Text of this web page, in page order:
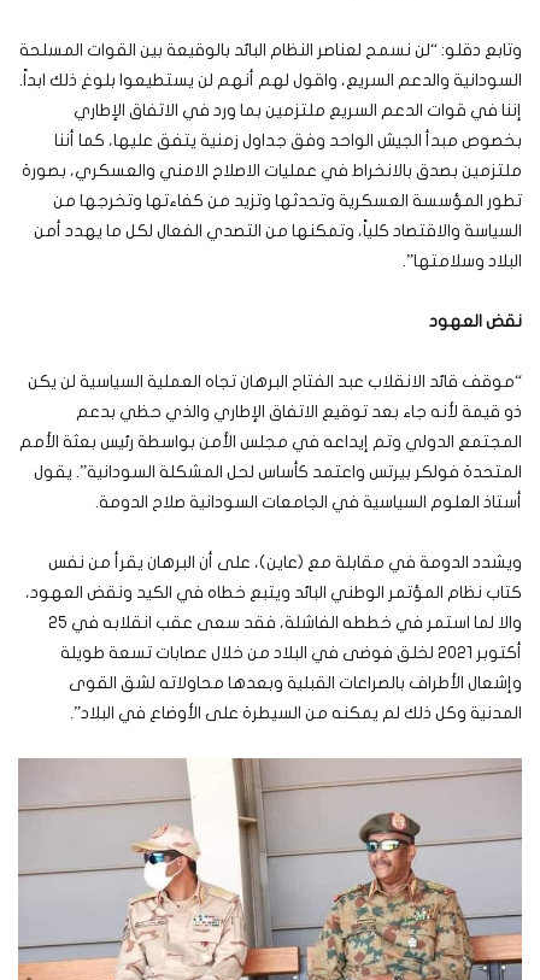
وتابع دقلو: “لن نسمح لعناصر النظام البائد بالوقيعة بين القوات المسلحة
السودانية والدعم السريع، واقول لهم أنهم لن يستطيعوا بلوغ ذلك ابداً.
إننا في قوات الدعم السريع ملتزمين بما ورد في الاتفاق الإطاري
بخصوص مبدأ الجيش الواحد وفق جداول زمنية يتفق عليها، كما أننا
ملتزمين بصدق بالانخراط في عمليات الاصلاح الامني والعسكري، بصورة
تطور المؤسسة العسكرية وتحدثها وتزيد من كفاءتها وتخرجها من
السياسة والاقتصاد كلياً، وتمكنها من التصدي الفعال لكل ما يهدد أمن
البلاد وسلامتها”.
نقض العهود
“موقف قائد الانقلاب عبد الفتاح البرهان تجاه العملية السياسية لن يكن
ذو قيمة لأنه جاء بعد توقيع الاتفاق الإطاري والذي حظي بدعم
المجتمع الدولي وتم إيداعه في مجلس الأمن بواسطة رئيس بعثة الأمم
المتحدة فولكر بيرتس واعتمد كأساس لحل المشكلة السودانية”. يقول
أستاذ العلوم السياسية في الجامعات السودانية صلاح الدومة.
ويشدد الدومة في مقابلة مع (عاين)، على أن البرهان يقرأ من نفس
كتاب نظام المؤتمر الوطني البائد ويتبع خطاه في الكيد ونقض العهود،
والا لما استمر في خططه الفاشلة، فقد سعى عقب انقلابه في 25
أكتوبر 2021 لخلق فوضى في البلاد من خلال عصابات تسعة طويلة
وإشعال الأطراف بالصراعات القبلية وبعدها محاولاته لشق القوى
المدنية وكل ذلك لم يمكنه من السيطرة على الأوضاع في البلاد”.